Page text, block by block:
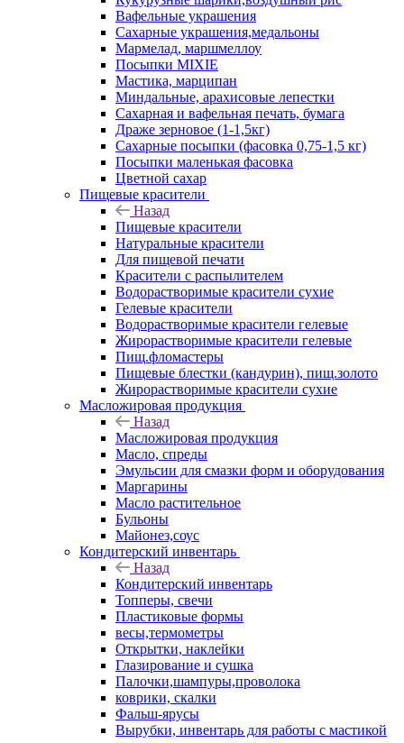
Вафельные украшения
Сахарные украшения,медальоны
Мармелад, маршмеллоу
Посыпки MIXIE
Мастика, марципан
Миндальные, арахисовые лепестки
Сахарная и вафельная печать, бумага
Драже зерновое (1-1,5кг)
Сахарные посыпки (фасовка 0,75-1,5 кг)
Посыпки маленькая фасовка
Цветной сахар
Пищевые красители
Назад
Пищевые красители
Натуральные красители
Для пищевой печати
Красители с распылителем
Водорастворимые красители сухие
Гелевые красители
Водорастворимые красители гелевые
Жирорастворимые красители гелевые
Пищ.фломастеры
Пищевые блестки (кандурин), пищ.золото
Жирорастворимые красители сухие
Масложировая продукция
Назад
Масложировая продукция
Масло, спреды
Эмульсии для смазки форм и оборудования
Маргарины
Масло растительное
Бульоны
Майонез,соус
Кондитерский инвентарь
Назад
Кондитерский инвентарь
Топперы, свечи
Пластиковые формы
весы,термометры
Открытки, наклейки
Глазирование и сушка
Палочки,шампуры,проволока
коврики, скалки
Фальш-ярусы
Вырубки, инвентарь для работы с мастикой